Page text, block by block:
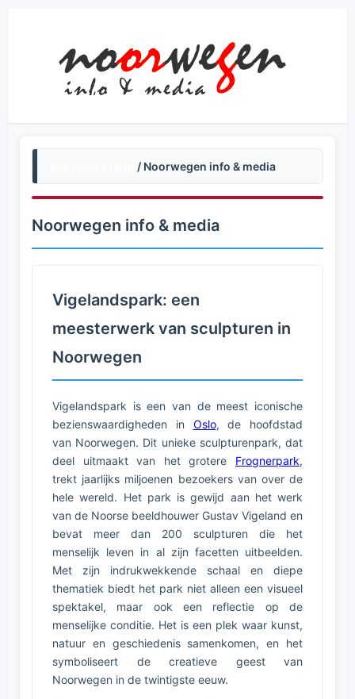
/ Noorwegen info & media
Noorwegen info & media
Vigelandspark: een
meesterwerk van sculpturen in
Noorwegen
Vigelandspark is een van de meest iconische
bezienswaardigheden in Oslo, de hoofdstad
van Noorwegen. Dit unieke sculpturenpark, dat
deel uitmaakt van het grotere Frognerpark,
trekt jaarlijks miljoenen bezoekers van over de
hele wereld. Het park is gewijd aan het werk
van de Noorse beeldhouwer Gustav Vigeland en
bevat meer dan 200 sculpturen die het
menselijk leven in al zijn facetten uitbeelden.
Met zijn indrukwekkende schaal en diepe
thematiek biedt het park niet alleen een visueel
spektakel, maar ook een reflectie op de
menselijke conditie. Het is een plek waar kunst,
natuur en geschiedenis samenkomen, en het
symboliseert de creatieve geest van
Noorwegen in de twintigste eeuw.